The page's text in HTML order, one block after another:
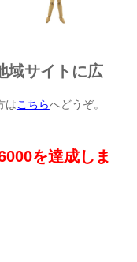
域サイトに広
はこちらへどうぞ。
を達成しま